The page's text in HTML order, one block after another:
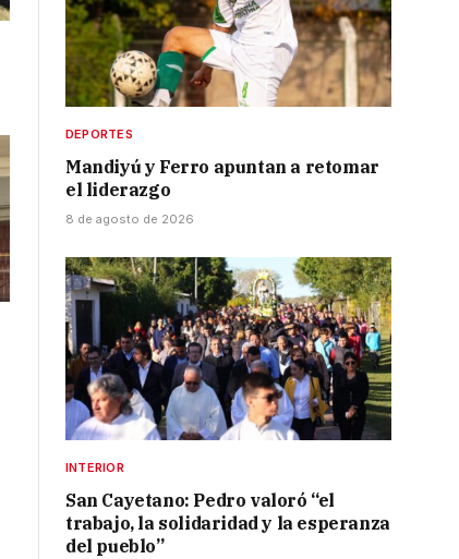
DEPORTES
Mandiyú y Ferro apuntan a retomar
el liderazgo
8 de agosto de 2026
INTERIOR
San Cayetano: Pedro valoró “el
trabajo, la solidaridad y la esperanza
del pueblo”